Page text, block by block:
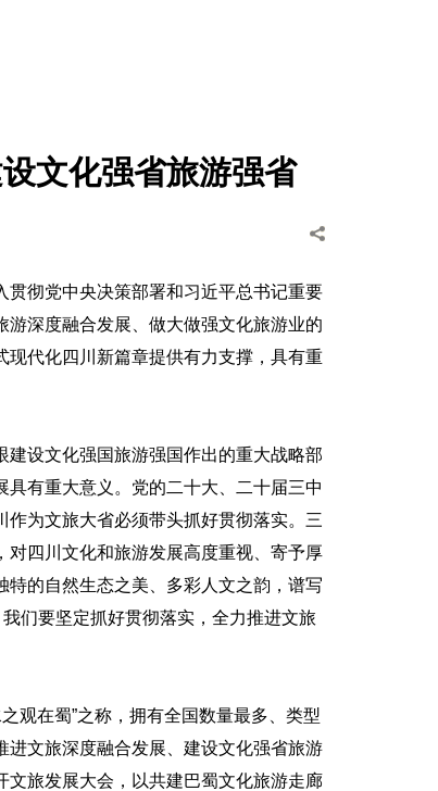
文化强省旅游强省
彻党中央决策部署和习近平总书记重要
深度融合发展、做大做强文化旅游业的
代化四川新篇章提供有力支撑，具有重
设文化强国旅游强国作出的重大战略部
有重大意义。党的二十大、二十届三中
为文旅大省必须带头抓好贯彻落实。三
四川文化和旅游发展高度重视、寄予厚
的自然生态之美、多彩人文之韵，谱写
们要坚定抓好贯彻落实，全力推进文旅
观在蜀”之称，拥有全国数量最多、类型
文旅深度融合发展、建设文化强省旅游
旅发展大会，以共建巴蜀文化旅游走廊